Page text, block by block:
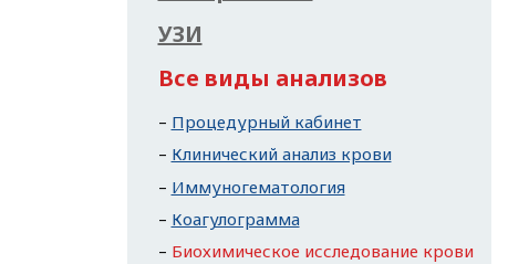
УЗИ
Все виды анализов
Процедурный кабинет
Клинический анализ крови
Иммуногематология
Коагулограмма
Биохимическое исследование крови